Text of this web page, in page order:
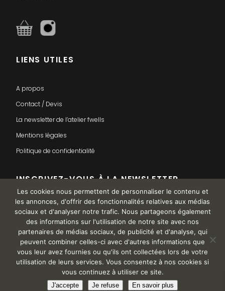
LIENS UTILES
A propos
Contact / Devis
La newsletter de l’atelier fwells
Mentions légales
Politique de confidentialité
INSCRIVEZ-VOUS À LA NEWSLETTER
This is a demo store for testing purposes — no orders shall be
Les cookies nous permettent de personnaliser le contenu et
les annonces, d'offrir des fonctionnalités relatives aux médias
sociaux et d'analyser notre trafic. Nous partageons également
des informations sur l'utilisation de notre site avec nos
partenaires de médias sociaux, de publicité et d'analyse, qui
peuvent combiner celles-ci avec d'autres informations que
vous leur avez fournies ou qu'ils ont collectées lors de votre
utilisation de leurs services. Vous consentez à nos cookies si
vous continuez à utiliser ce site.
J'accepte Je refuse En savoir plus